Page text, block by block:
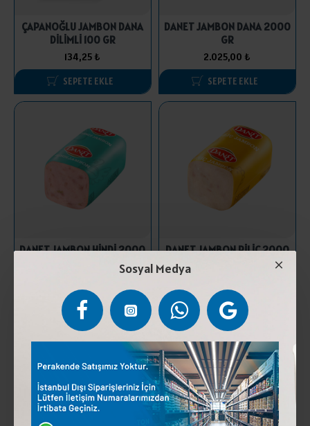
Sosyal Medya
ÇAPANOĞLU JAMBON DANA
DİLİMLİ 100 GR
134,25 ₺
SEPETE EKLE
DANET JAMBON DANA 2000
GR
2.025,00 ₺
SEPETE EKLE
DANET JAMBON HİNDİ 2000
SEPETE EKLE
DANET JAMBON PİLİÇ 2000
SEPETE EKLE